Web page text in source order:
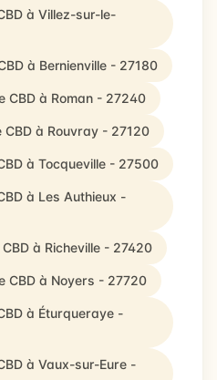
à Villez-sur-le-
à Bernienville - 27180
CBD à Roman - 27240
à Rouvray - 27120
à Tocqueville - 27500
à Les Authieux -
à Richeville - 27420
CBD à Noyers - 27720
à Éturqueraye -
à Vaux-sur-Eure -